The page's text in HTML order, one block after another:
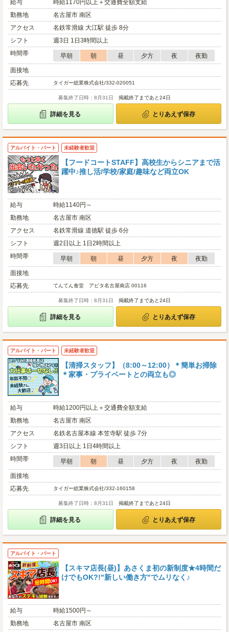
給与
時給1170円以上＋交通費全額支給
勤務地
名古屋市 南区
アクセス
名鉄常滑線 大江駅 徒歩 8分
シフト
週3日 1日3時間以上
時間帯
早朝 朝 昼 夕方 夜
夜勤
面接地
応募先
タイガー総業株式会社/332-020051
募集終了日時：8月31日 掲載終了まであと24日
詳細を見る とりあえず保存
アルバイト・パート 未経験者歓迎
【フードコートSTAFF】高校生からシニアまで活
躍中♪推し活/学校/家庭/趣味など両立OK
給与
時給1140円～
勤務地
名古屋市 南区
アクセス
名鉄常滑線 道徳駅 徒歩 6分
シフト
週2日以上 1日2時間以上
時間帯
早朝 朝 昼 夕方 夜
夜勤
面接地
応募先
てんてん食堂 アピタ名古屋南店 00116
募集終了日時：8月31日 掲載終了まであと24日
詳細を見る とりあえず保存
アルバイト・パート 未経験者歓迎
【清掃スタッフ】（8:00～12:00）＊簡単お掃除
＊家事・プライベートとの両立も◎
給与
時給1200円以上＋交通費全額支給
勤務地
名古屋市 南区
アクセス
名鉄名古屋本線 本笠寺駅 徒歩 7分
シフト
週3日以上 1日4時間以上
時間帯
早朝 朝 昼 夕方 夜
夜勤
面接地
応募先
タイガー総業株式会社/332-160158
募集終了日時：8月31日 掲載終了まであと24日
詳細を見る とりあえず保存
アルバイト・パート
【スキマ店長(昼)】あさくま初の新制度★4時間だ
けでもOK?!"新しい働き方"でムリなく♪
給与
時給1500円～
勤務地
名古屋市 南区